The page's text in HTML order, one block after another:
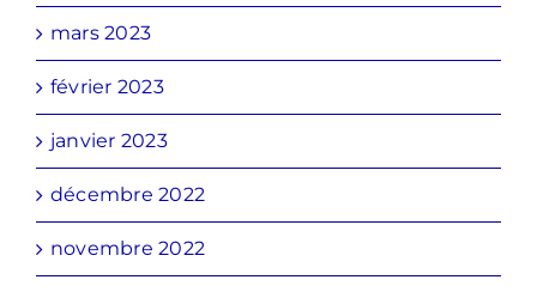
mars 2023
février 2023
janvier 2023
décembre 2022
novembre 2022